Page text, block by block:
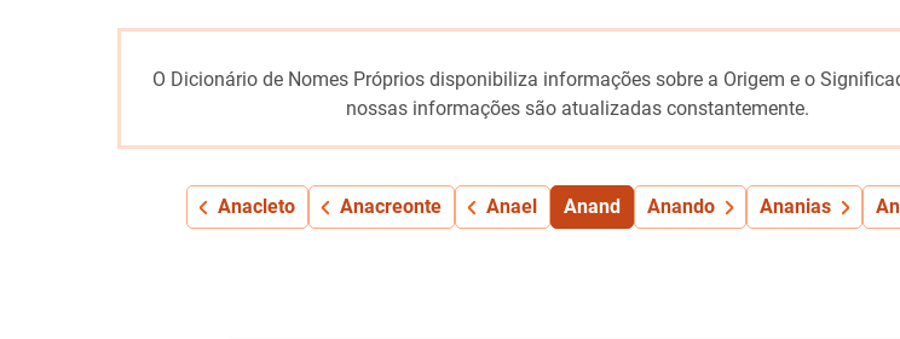
O Dicionário de Nomes Próprios disponibiliza informações sobre a Origem e o
nossas informações são atualizadas constantemente.
Anacleto Anacreonte Anael Anand Anando Ananias